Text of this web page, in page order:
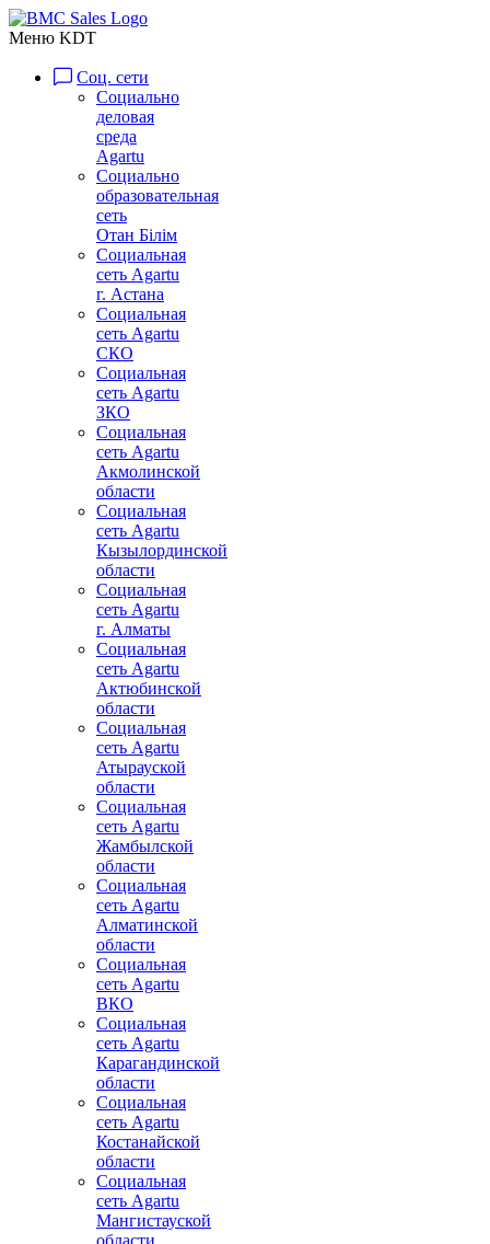
Меню KDT
Соц. сети
Социально
деловая
среда
Agartu
Социально
образовательная
сеть
Отан Бiлiм
Социальная
сеть Agartu
г. Астана
Социальная
сеть Agartu
СКО
Социальная
сеть Agartu
ЗКО
Социальная
сеть Agartu
Акмолинской
области
Социальная
сеть Agartu
Кызылординской
области
Социальная
сеть Agartu
г. Алматы
Социальная
сеть Agartu
Актюбинской
области
Социальная
сеть Agartu
Атырауской
области
Социальная
сеть Agartu
Жамбылской
области
Социальная
сеть Agartu
Алматинской
области
Социальная
сеть Agartu
ВКО
Социальная
сеть Agartu
Карагандинской
области
Социальная
сеть Agartu
Костанайской
области
Социальная
сеть Agartu
Мангистауской